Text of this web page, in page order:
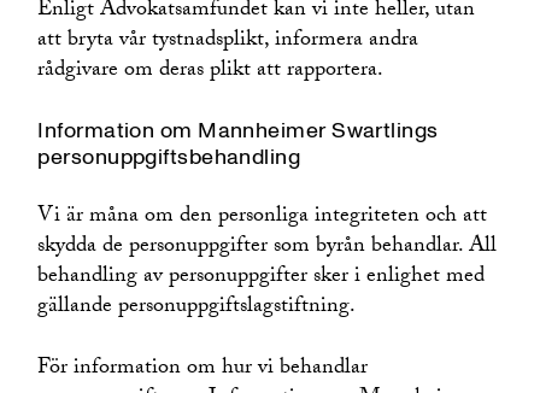
Enligt Advokatsamfundet kan vi inte heller, utan
att bryta vår tystnadsplikt, informera andra
rådgivare om deras plikt att rapportera.
Information om Mannheimer Swartlings
personuppgiftsbehandling
Vi är måna om den personliga integriteten och att
skydda de personuppgifter som byrån behandlar. All
behandling av personuppgifter sker i enlighet med
gällande personuppgiftslagstiftning.
För information om hur vi behandlar